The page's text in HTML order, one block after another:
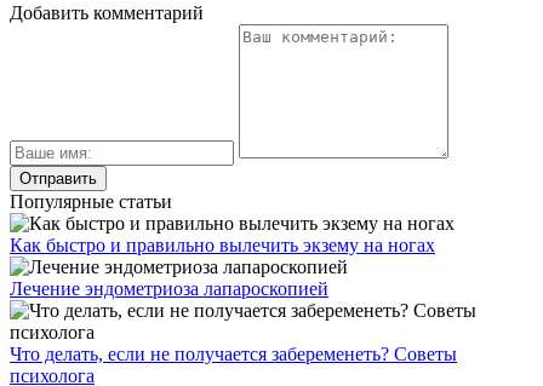
Добавить комментарий
Популярные статьи
Как быстро и правильно вылечить экзему на ногах
Лечение эндометриоза лапароскопией
Что делать, если не получается забеременеть? Советы
психолога